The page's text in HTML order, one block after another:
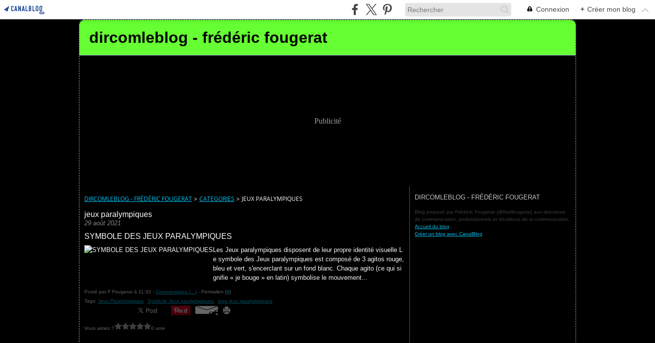
Connexion + Créer mon blog
dircomleblog - frédéric fougerat
Publicité
DIRCOMLEBLOG - FRÉDÉRIC FOUGERAT > CATEGORIES > JEUX PARALYMPIQUES
jeux paralympiques
29 août 2021
SYMBOLE DES JEUX PARALYMPIQUES
Les Jeux paralympiques disposent de leur propre identité visuelle L
e symbole des Jeux paralympiques est composé de 3 agitos rouge,
bleu et vert, s'encerclant sur un fond blanc. Chaque agito (ce qui si
gnifie « je bouge » en latin) symbolise le mouvement...
Posté par F Fougerat à 11:32 - Commentaires [ ] - Permalien [#]
Tags: Jeux Paralympiques Symbole Jeux paralympiques logo jeux paralympiques
Vous aimez ? 0 vote
DIRCOMLEBLOG - FRÉDÉRIC FOUGERAT
Blog proposé par Frédéric Fougerat (@fredfougerat) aux directeurs
de communication, professionnels et décideurs de la communication.
Accueil du blog
Créer un blog avec CanalBlog